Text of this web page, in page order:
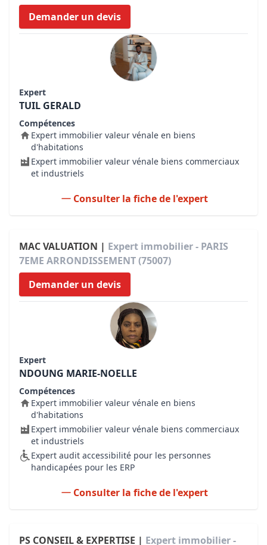
Demander un devis
Expert
TUIL GERALD
Compétences
Expert immobilier valeur vénale en biens
d'habitations
Expert immobilier valeur vénale biens commerciaux
et industriels
Consulter la fiche de l'expert
MAC VALUATION | Expert immobilier - PARIS
7EME ARRONDISSEMENT (75007)
Demander un devis
Expert
NDOUNG MARIE-NOELLE
Compétences
Expert immobilier valeur vénale en biens
d'habitations
Expert immobilier valeur vénale biens commerciaux
et industriels
Expert audit accessibilité pour les personnes
handicapées pour les ERP
Consulter la fiche de l'expert
PS CONSEIL & EXPERTISE | Expert immobilier -